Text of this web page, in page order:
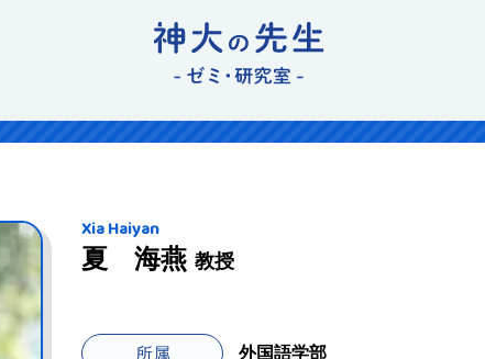
Xia Haiyan
夏 海燕 教授
所属
外国語学部